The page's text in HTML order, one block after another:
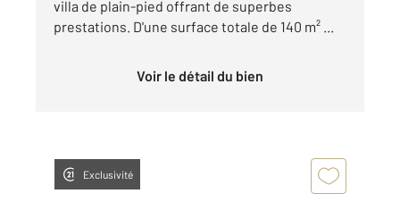
villa de plain-pied offrant de superbes
prestations. D'une surface totale de 140 m² ...
Voir le détail du bien
Exclusivité